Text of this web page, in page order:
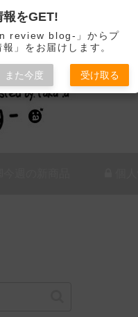
るブログ
をGET!
review blog-」からプ
」をお届けします。
また今度 受け取る